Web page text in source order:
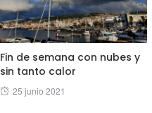
Fin de semana con nubes y
sin tanto calor
Posted
25 junio 2021